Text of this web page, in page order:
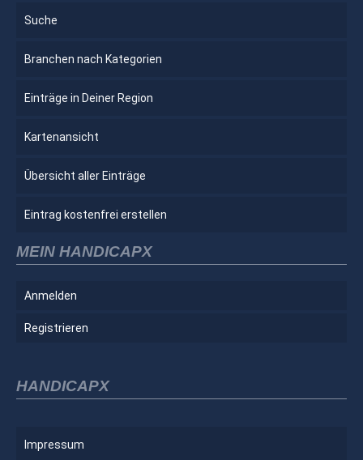
Suche
Branchen nach Kategorien
Einträge in Deiner Region
Kartenansicht
Übersicht aller Einträge
Eintrag kostenfrei erstellen
MEIN HANDICAPX
Anmelden
Registrieren
HANDICAPX
Impressum